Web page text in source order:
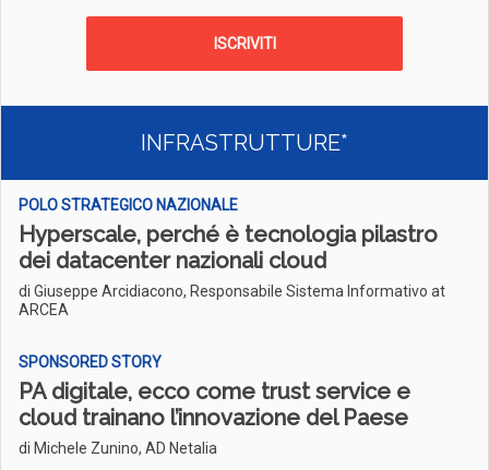
ISCRIVITI
INFRASTRUTTURE*
POLO STRATEGICO NAZIONALE
Hyperscale, perché è tecnologia pilastro
dei datacenter nazionali cloud
di Giuseppe Arcidiacono, Responsabile Sistema Informativo at
ARCEA
SPONSORED STORY
PA digitale, ecco come trust service e
cloud trainano l’innovazione del Paese
di Michele Zunino, AD Netalia